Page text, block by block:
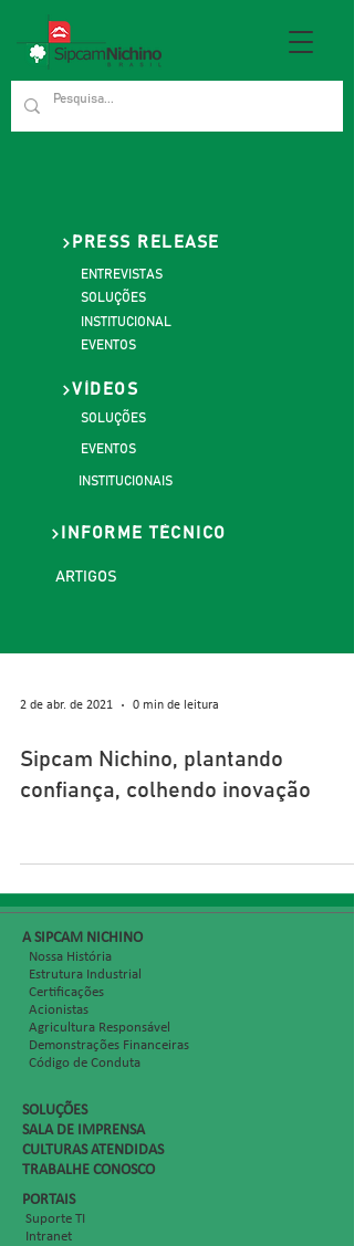
ENTREVISTAS
SOLUÇÕES
INSTITUCIONAL
EVENTOS
PRESS RELEASE
VÍDEOS
SOLUÇÕES
EVENTOS
INSTITUCIONAIS
INFORME TÉCNICO
ARTIGOS
2 de abr. de 2021 0 min de leitura
Sipcam Nichino, plantando
confiança, colhendo inovação
​A SIPCAM NICHINO
Nossa História
Estrutura Industrial
Certificações
Acionistas
Agricultura Responsável
Demonstrações Financeiras
Código de Conduta
SOLUÇÕES
SALA DE IMPRENSA
CULTURAS ATENDIDAS
TRABALHE CONOSCO
PORTAIS
Suporte TI
Intranet